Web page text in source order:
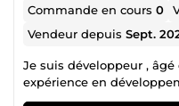
Commande en cours0
Vendeur depuisSept.
Je suis développeur ,